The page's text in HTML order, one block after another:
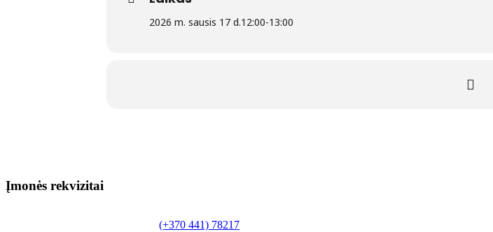
2026 m. sausis 17 d.12:00-13:00
Įmonės rekvizitai
(+370 441) 78217